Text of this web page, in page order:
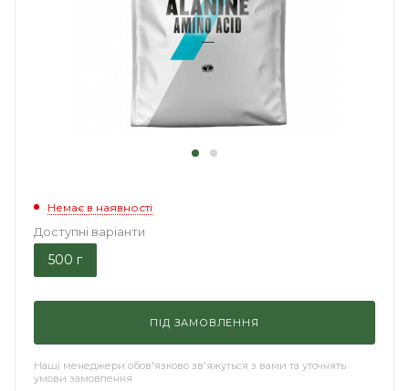
Немає в наявності
Доступні варіанти
500 г
ПІД ЗАМОВЛЕННЯ
Наші менеджери обов'язково зв'яжуться з вами та уточнять
умови замовлення